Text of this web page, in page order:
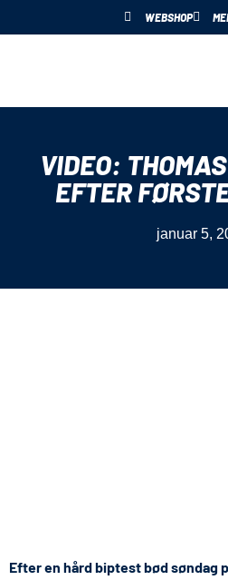
WEBSHOP
VIDEO:
EFTER
januar 5,
Efter en hård biptest bød søndag